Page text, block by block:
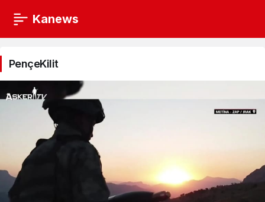
Kanews
PençeKilit
Haberleri
PençeKilit